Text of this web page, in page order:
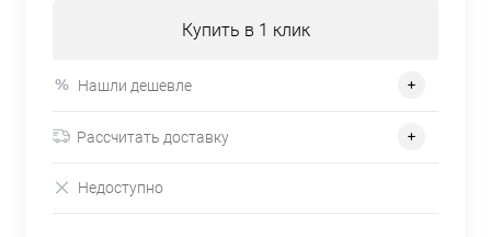
Купить в 1 клик
Нашли дешевле
Рассчитать доставку
Недоступно